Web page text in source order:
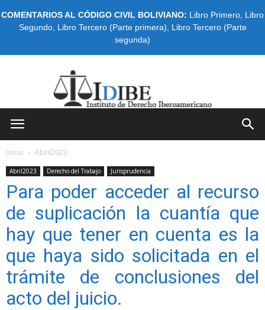
COMENTARIOS AL CÓDIGO CIVIL BOLIVIANO: Libro Primero Libro
Segundo, Libro Tercero (Parte primera)
Libro Tercero (Parte
segunda)
Inicio Abril2023
Abril2023 Derecho del Trabajo Jurisprudencia
Para poder acceder al recurso
de suplicación la cuantía que
hay que tener en cuenta es la
que haya sido solicitada en el
trámite de conclusiones del
acto del juicio.